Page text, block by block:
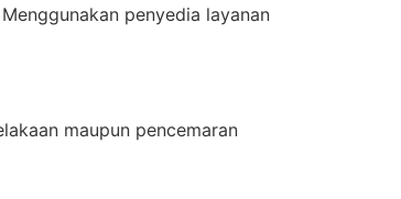
penyedia layanan
maupun pencemaran